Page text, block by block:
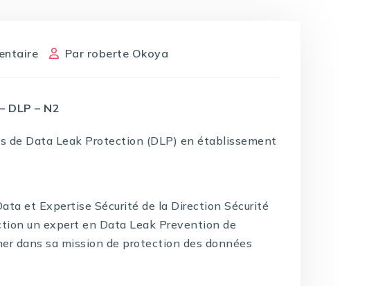
Par roberte Okoya
– N2
de Data Leak Protection (DLP) en établissement
et Expertise Sécurité de la Direction Sécurité
un expert en Data Leak Prevention de
dans sa mission de protection des données